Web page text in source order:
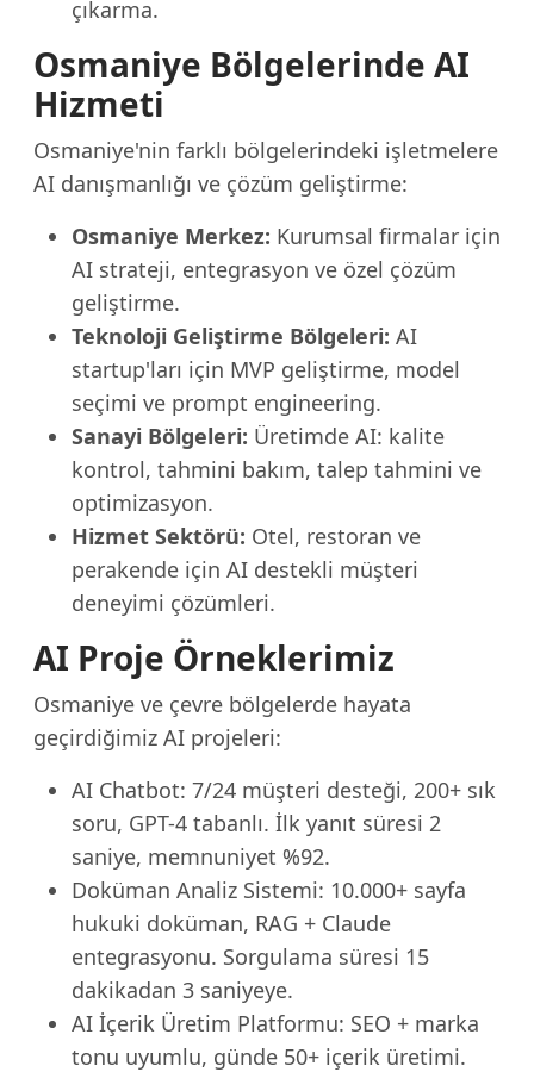
çıkarma.
Osmaniye Bölgelerinde AI
Hizmeti
Osmaniye'nin farklı bölgelerindeki işletmelere
AI danışmanlığı ve çözüm geliştirme:
Osmaniye Merkez: Kurumsal firmalar için
AI strateji, entegrasyon ve özel çözüm
geliştirme.
Teknoloji Geliştirme Bölgeleri: AI
startup'ları için MVP geliştirme, model
seçimi ve prompt engineering.
Sanayi Bölgeleri: Üretimde AI: kalite
kontrol, tahmini bakım, talep tahmini ve
optimizasyon.
Hizmet Sektörü: Otel, restoran ve
perakende için AI destekli müşteri
deneyimi çözümleri.
AI Proje Örneklerimiz
Osmaniye ve çevre bölgelerde hayata
geçirdiğimiz AI projeleri:
AI Chatbot: 7/24 müşteri desteği, 200+ sık
soru, GPT-4 tabanlı. İlk yanıt süresi 2
saniye, memnuniyet %92.
Doküman Analiz Sistemi: 10.000+ sayfa
hukuki doküman, RAG + Claude
entegrasyonu. Sorgulama süresi 15
dakikadan 3 saniyeye.
AI İçerik Üretim Platformu: SEO + marka
tonu uyumlu, günde 50+ içerik üretimi.